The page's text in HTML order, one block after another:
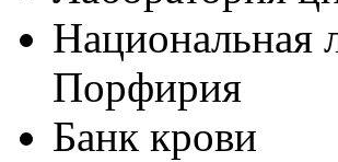
Национальная
Порфирия
Банк крови